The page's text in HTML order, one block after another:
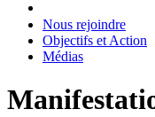
Nous rejoindre
Objectifs et Action
Médias